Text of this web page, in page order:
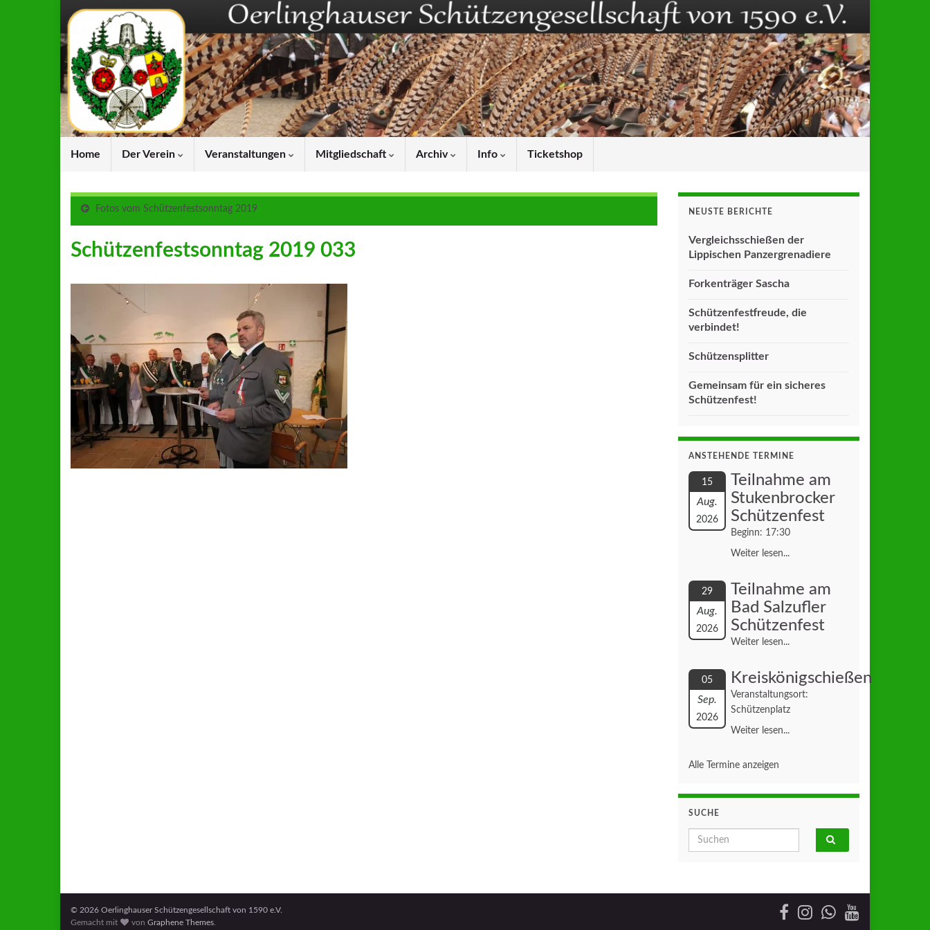
Home Der Verein Veranstaltungen Mitgliedschaft Archiv Info Ticketshop
Fotos vom Schützenfestsonntag 2019
Schützenfestsonntag 2019 033
NEUSTE BERICHTE
Vergleichsschießen der
Lippischen Panzergrenadiere
Forkenträger Sascha
Schützenfestfreude, die
verbindet!
Schützensplitter
Gemeinsam für ein sicheres
Schützenfest!
ANSTEHENDE TERMINE
15
Aug.
2026
Teilnahme am
Stukenbrocker
Schützenfest
Beginn: 17:30
Weiter lesen...
29
Aug.
2026
Teilnahme am
Bad Salzufler
Schützenfest
Weiter lesen...
05
Sep.
2026
Kreiskönigschießen
Veranstaltungsort:
Schützenplatz
Weiter lesen...
Alle Termine anzeigen
SUCHE
Search for:
© 2026 Oerlinghauser Schützengesellschaft von 1590 e.V.
Gemacht mit
vonGraphene Themes